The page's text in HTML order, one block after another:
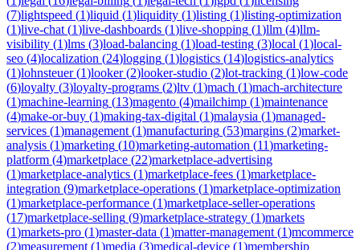
(7)lightspeed (1)liquid (1)liquidity (1)listing (1)listing-optimization
(1)live-chat (1)live-dashboards (1)live-shopping (1)llm (4)llm-
visibility (1)lms (3)load-balancing (1)load-testing (3)local (1)local-
seo (4)localization (24)logging (1)logistics (14)logistics-analytics
(1)lohnsteuer(1)looker(2)looker-studio (2)lot-tracking (1)low-code
(6)loyalty (3)loyalty-programs (2)ltv (1)mach (1)mach-architecture
(1)machine-learning (13)magento (4)mailchimp (1)maintenance
(4)make-or-buy (1)making-tax-digital (1)malaysia (1)managed-
services (1)management (1)manufacturing (53)margins (2)market-
analysis (1)marketing (10)marketing-automation (11)marketing-
platform (4)marketplace (22)marketplace-advertising
(1)marketplace-analytics (1)marketplace-fees (1)marketplace-
integration (9)marketplace-operations (1)marketplace-optimization
(1)marketplace-performance (1)marketplace-seller-operations
(17)marketplace-selling (9)marketplace-strategy (1)markets
(1)markets-pro (1)master-data (1)matter-management (1)mcommerce
(2)measurement (1)media (3)medical-device (1)membership